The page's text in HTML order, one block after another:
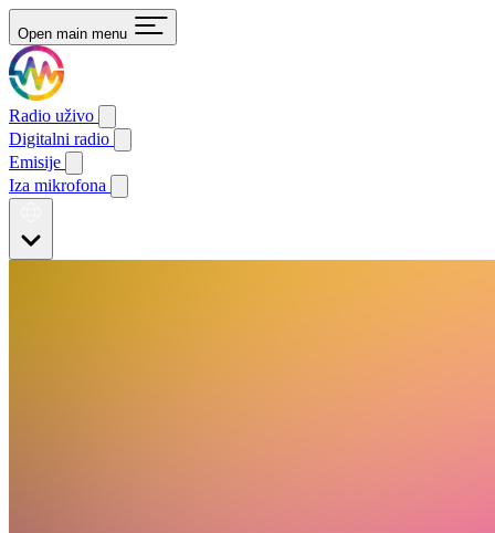
Open main menu
Radio uživo
Digitalni radio
Emisije
Iza mikrofona